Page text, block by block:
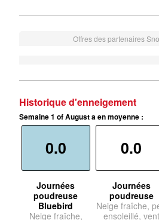
Offres des partenaires
Historique d'enneigement
Semaine 1 of August a en moyenne :
0.0
Journées
poudreuse
Bluebird
Neige fraîche,
0.0
Journées
poudreuse
Neige fraîche,
ensoleillé, vent